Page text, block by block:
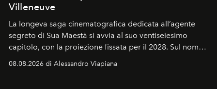
Villeneuve
La longeva saga cinematografica dedicata all’agente
segreto di Sua Maestà si avvia al suo ventiseiesimo
capitolo, con la proiezione fissata per il 2028. Sul nome
Craig, però, regna ancora il più assoluto riserbo.
08.08.2026 di Alessandro Viapiana